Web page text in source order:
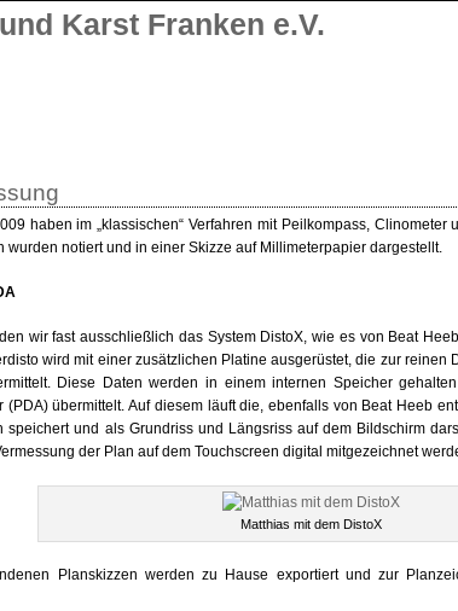
Karst Franken e.V.
haben im „klassischen“ Verfahren mit Peilkompass, Clinometer
wurden notiert und in einer Skizze auf Millimeterpapier dargestellt.
wir fast ausschließlich das System DistoX, wie es von Beat
wird mit einer zusätzlichen Platine ausgerüstet, die zur reinen
Diese Daten werden in einem internen Speicher
(PDA) übermittelt. Auf diesem läuft die, ebenfalls von Beat Heeb
speichert und als Grundriss und Längsriss auf dem Bildschirm
der Plan auf dem Touchscreen digital mitgezeichnet
Matthias mit dem DistoX
Planskizzen werden zu Hause exportiert und zur